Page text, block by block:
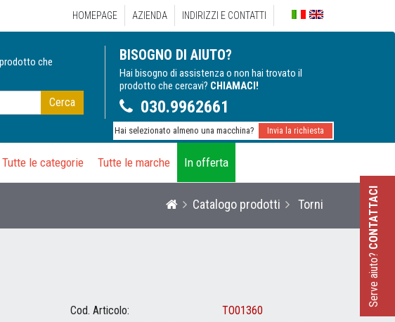
HOMEPAGE AZIENDA INDIRIZZI E CONTATTI
che
Cerca
BISOGNO DI AIUTO?
Hai bisogno di assistenza o non hai trovato il
prodotto che cercavi? CHIAMACI!
030.9962661
Hai selezionato almeno una macchina? Invia la richiesta
Tutte le categorie Tutte le marche In offerta
Catalogo prodotti Torni
Cod. Articolo:
TO01360
Serve aiuto?
CONTATTACI